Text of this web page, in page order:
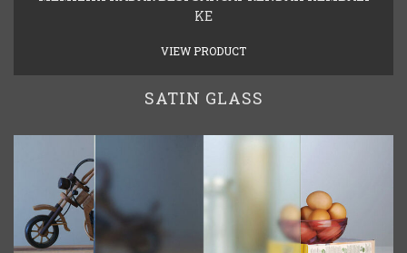
KE
VIEW PRODUCT
SATIN GLASS